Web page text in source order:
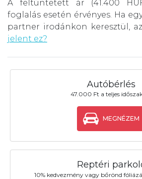
A feltüntetett ár (41.400
foglalás esetén érvényes. Ha
partner irodánkon keresztül,
jelent ez?
Autóbérlés
47.000 Ft a teljes
MEGNÉZEM
Reptéri
10% kedvezmény vagy bőrönd